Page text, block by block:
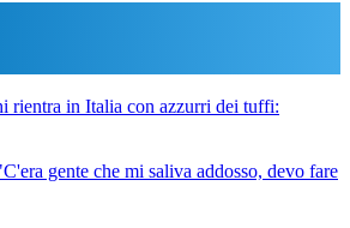
rientra in Italia con azzurri dei tuffi:
gente che mi saliva addosso, devo fare